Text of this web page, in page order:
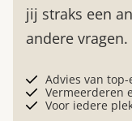
jij straks een
andere
Advies van
Vermeerderen
Voor iedere